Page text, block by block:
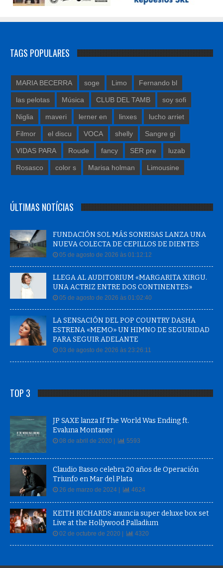
TAGS POPULARES
MARIA BECERRA soge Limo Fernando bl
las pelotas Música CLUB DEL TAMB soy sofi
Niglia maveri lerner en linxes lucho arriet
Filmor el discu VOCA shelly Sangre gi
VIDAS PARA Roude fancy SER pre luzab
Rosasco color s Marisa holman Limousine
ÚLTIMAS NOTÍCIAS
FUNDACIÓN SOL MÁS SONRISAS LANZA UNA
NUEVA COLECTA DE CEPILLOS DE DIENTES
05 de agosto de 2026 às 01:12:12
LLEGA AL AUDITORIUM «MARGARITA XIRGU.
UNA ACTRIZ ENTRE DOS CONTINENTES»
05 de agosto de 2026 às 01:02:40
LA SENSACIÓN DEL POP COUNTRY DASHA
ESTRENA «MEMO» UN HIMNO DE SEGURIDAD
PARA SEGUIR ADELANTE
03 de agosto de 2026 às 23:26:11
TOP 3
JP SAXE lanza If The World Was Ending ft.
Evaluna Montaner
08 de abril de 2020 | 5593
Claudio Basso celebra 20 años de Operación
Triunfo en Mar del Plata
26 de marzo de 2024 | 4624
KEITH RICHARDS anuncia super deluxe box set
Live at the Hollywood Palladium
02 de octubre de 2020 | 4320